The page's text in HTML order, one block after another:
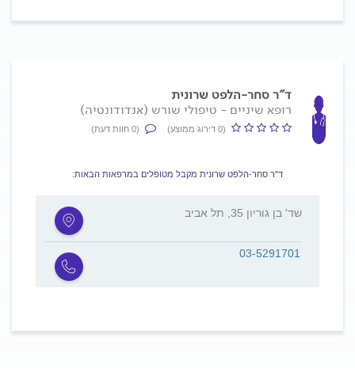
ד"ר סחר-הלפט שרונית
רופא שיניים - טיפולי שורש (אנדודונטיה)
(0 דירוג ממוצע) (0 חוות דעת)
ד"ר סחר-הלפט שרונית מקבל מטופלים במרפאות הבאות:
שד' בן גוריון 35, תל אביב
03-5291701